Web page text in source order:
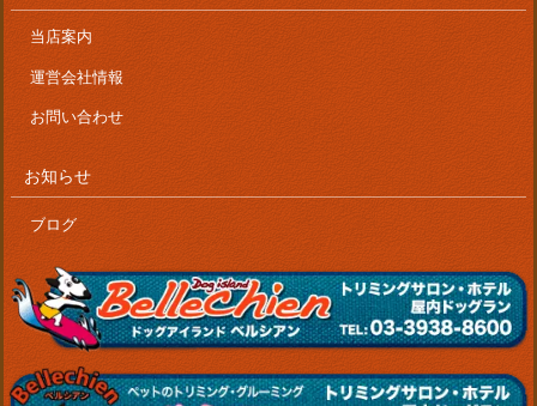
当店案内
運営会社情報
お問い合わせ
お知らせ
ブログ